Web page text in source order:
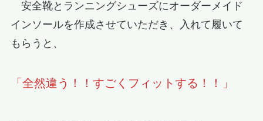
安全靴とランニングシューズにオーダーメイド
インソールを作成させていただき、入れて履いて
もらうと、
「全然違う！！すごくフィットする！！」